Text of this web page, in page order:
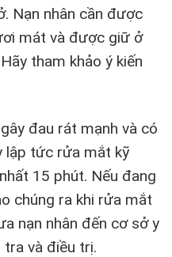
Nạn nhân cần được
mát và được giữ ở
tham khảo ý kiến
đau rát mạnh và có
lập tức rửa mắt kỹ
15 phút. Nếu đang
chúng ra khi rửa mắt
nạn nhân đến cơ sở y
và điều trị.